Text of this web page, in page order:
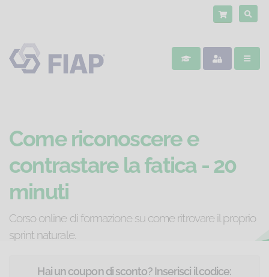
Come riconoscere e
contrastare la fatica - 20
minuti
Corso online di formazione su come ritrovare il proprio
sprint naturale.
Hai un coupon di sconto? Inserisci il codice: